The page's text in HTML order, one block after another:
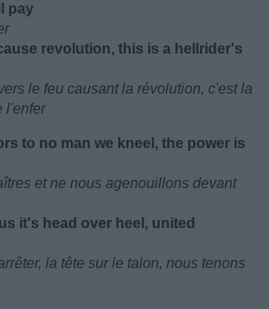
pay
revolution, this is a hellrider's
le feu causant la révolution, c'est la
l'enfer
to no man we kneel, the power is
et ne nous agenouillons devant
it's head over heel, united
la tête sur le talon, nous tenons